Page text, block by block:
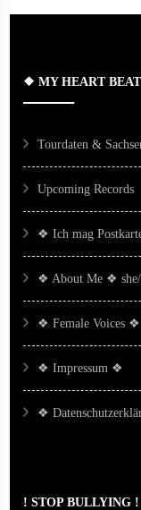
❖ MY HEART
Tourdaten &
Upcoming Records
❖ Ich mag
❖ About Me ❖
❖ Female Voices ❖
❖ Impressum ❖
❖
! STOP BULLYING !